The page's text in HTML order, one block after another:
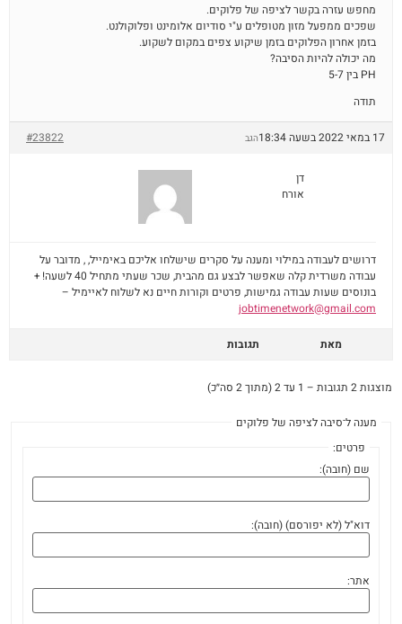
מחפש עזרה בקשר לציפה של פלוקים.
שפכים ממפעל מזון מטופלים ע"י סודיום אלומינט ופלוקולנט.
בזמן אחרון הפלוקים בזמן שיקוע צפים במקום לשקוע.
מה יכולה להיות הסיבה?
PH בין 5-7
תודה
17 במאי 2022 בשעה 18:34 #23822 הגב
דן
אורח
דרושים לעבודה במילוי ומענה על סקרים שישלחו אליכם באימייל, , מדובר על
עבודה משרדית קלה שאפשר לבצע גם מהבית, שכר שעתי מתחיל 40 לשעה! +
בונוסים שעות עבודה גמישות, פרטים וקורות חיים נא לשלוח לאיימיל –
jobtimenetwork@gmail.com
מאת תגובות
מוצגות 2 תגובות – 1 עד 2 (מתוך 2 סה״כ)
מענה ל־סיבה לציפה של פלוקים
פרטים:
שם (חובה):
דוא"ל (לא יפורסם) (חובה):
אתר: